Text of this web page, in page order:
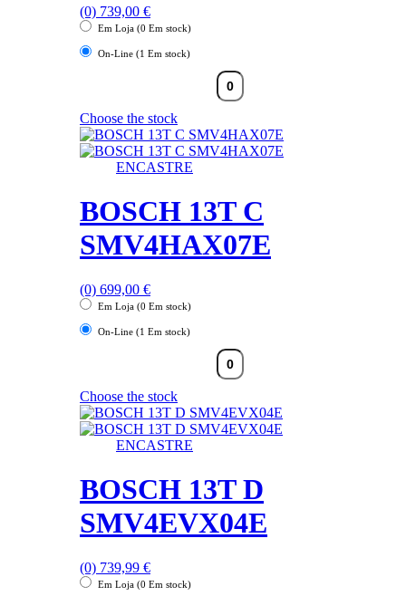
(0) 739,00 €
Em Loja (0 Em stock)
On-Line (1 Em stock)
Choose the stock
ENCASTRE
BOSCH 13T C
SMV4HAX07E
(0) 699,00 €
Em Loja (0 Em stock)
On-Line (1 Em stock)
Choose the stock
ENCASTRE
BOSCH 13T D
SMV4EVX04E
(0) 739,99 €
Em Loja (0 Em stock)